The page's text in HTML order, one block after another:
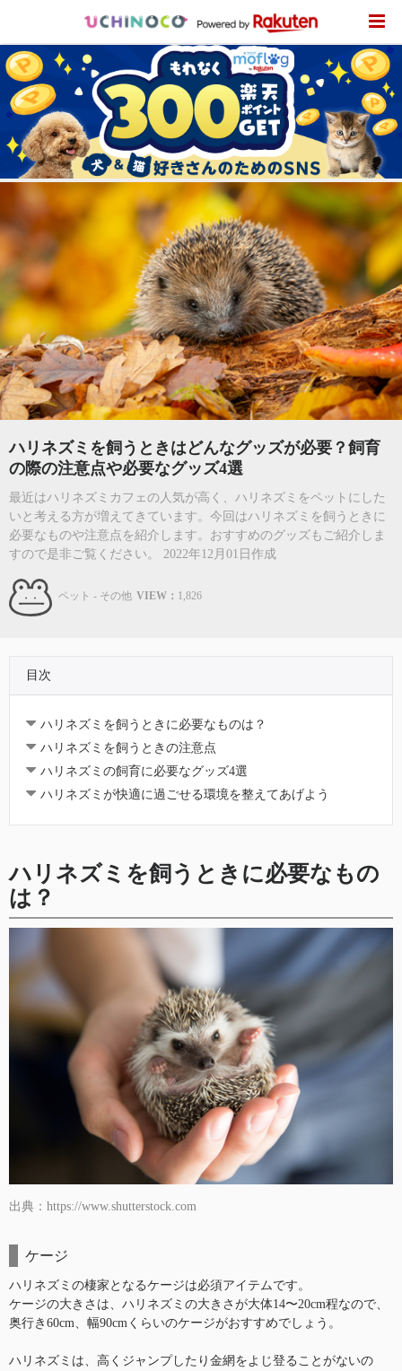
ハリネズミを飼うときはどんなグッズが必要？飼育
の際の注意点や必要なグッズ4選
最近はハリネズミカフェの人気が高く、ハリネズミをペットにした
いと考える方が増えてきています。今回はハリネズミを飼うときに
必要なものや注意点を紹介します。おすすめのグッズもご紹介しま
すので是非ご覧ください。 2022年12月01日作成
ペット - その他 VIEW： 1,826
目次
ハリネズミを飼うときに必要なものは？
ハリネズミを飼うときの注意点
ハリネズミの飼育に必要なグッズ4選
ハリネズミが快適に過ごせる環境を整えてあげよう
ハリネズミを飼うときに必要なもの
は？
出典：https://www.shutterstock.com
ケージ
ハリネズミの棲家となるケージは必須アイテムです。
ケージの大きさは、ハリネズミの大きさが大体14〜20cm程なので、
奥行き60cm、幅90cmくらいのケージがおすすめでしょう。
ハリネズミは、高くジャンプしたり金網をよじ登ることがないの